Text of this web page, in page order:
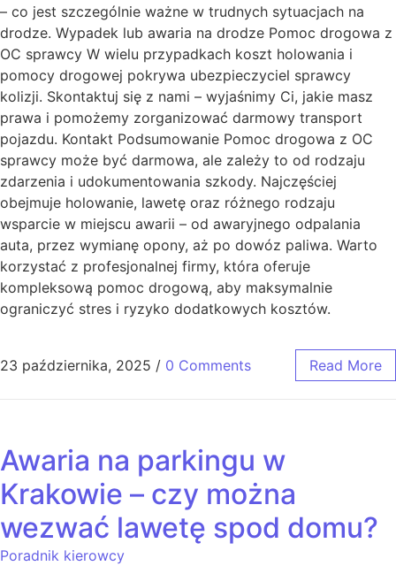
– co jest szczególnie ważne w trudnych sytuacjach na
drodze. Wypadek lub awaria na drodze Pomoc drogowa z
OC sprawcy W wielu przypadkach koszt holowania i
pomocy drogowej pokrywa ubezpieczyciel sprawcy
kolizji. Skontaktuj się z nami – wyjaśnimy Ci, jakie masz
prawa i pomożemy zorganizować darmowy transport
pojazdu. Kontakt Podsumowanie Pomoc drogowa z OC
sprawcy może być darmowa, ale zależy to od rodzaju
zdarzenia i udokumentowania szkody. Najczęściej
obejmuje holowanie, lawetę oraz różnego rodzaju
wsparcie w miejscu awarii – od awaryjnego odpalania
auta, przez wymianę opony, aż po dowóz paliwa. Warto
korzystać z profesjonalnej firmy, która oferuje
kompleksową pomoc drogową, aby maksymalnie
ograniczyć stres i ryzyko dodatkowych kosztów.
23 października, 2025 / 0 Comments Read More
Awaria na parkingu w
Krakowie – czy można
wezwać lawetę spod domu?
Poradnik kierowcy